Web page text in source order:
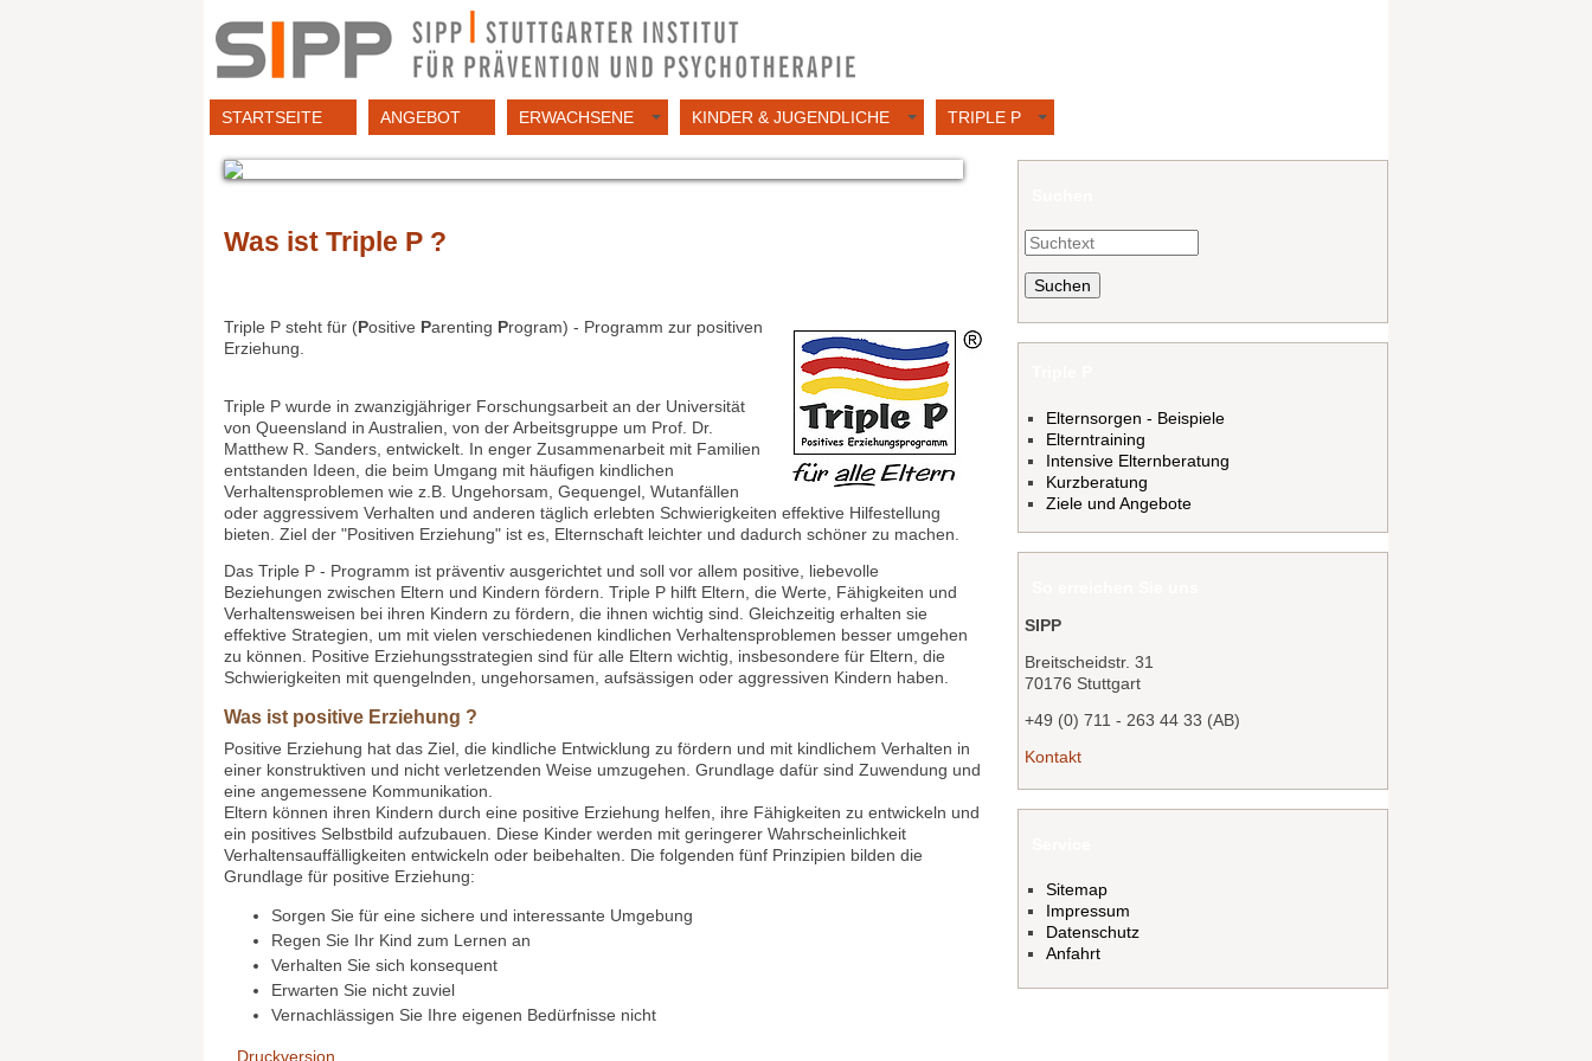
STARTSEITE ANGEBOT ERWACHSENE KINDER & JUGENDLICHE TRIPLE P
Was ist Triple P ?
Triple P steht für (Positive Parenting Program) - Programm zur positiven
Erziehung.
Triple P wurde in zwanzigjähriger Forschungsarbeit an der Universität
von Queensland in Australien, von der Arbeitsgruppe um Prof. Dr.
Matthew R. Sanders, entwickelt. In enger Zusammenarbeit mit Familien
entstanden Ideen, die beim Umgang mit häufigen kindlichen
Verhaltensproblemen wie z.B. Ungehorsam, Gequengel, Wutanfällen
oder aggressivem Verhalten und anderen täglich erlebten Schwierigkeiten effektive Hilfestellung
bieten. Ziel der "Positiven Erziehung" ist es, Elternschaft leichter und dadurch schöner zu machen.
Das Triple P - Programm ist präventiv ausgerichtet und soll vor allem positive, liebevolle
Beziehungen zwischen Eltern und Kindern fördern. Triple P hilft Eltern, die Werte, Fähigkeiten und
Verhaltensweisen bei ihren Kindern zu fördern, die ihnen wichtig sind. Gleichzeitig erhalten sie
effektive Strategien, um mit vielen verschiedenen kindlichen Verhaltensproblemen besser umgehen
zu können. Positive Erziehungsstrategien sind für alle Eltern wichtig, insbesondere für Eltern, die
Schwierigkeiten mit quengelnden, ungehorsamen, aufsässigen oder aggressiven Kindern haben.
Was ist positive Erziehung ?
Positive Erziehung hat das Ziel, die kindliche Entwicklung zu fördern und mit kindlichem Verhalten in
einer konstruktiven und nicht verletzenden Weise umzugehen. Grundlage dafür sind Zuwendung und
eine angemessene Kommunikation.
Eltern können ihren Kindern durch eine positive Erziehung helfen, ihre Fähigkeiten zu entwickeln und
ein positives Selbstbild aufzubauen. Diese Kinder werden mit geringerer Wahrscheinlichkeit
Verhaltensauffälligkeiten entwickeln oder beibehalten. Die folgenden fünf Prinzipien bilden die
Grundlage für positive Erziehung:
Sorgen Sie für eine sichere und interessante Umgebung
Regen Sie Ihr Kind zum Lernen an
Verhalten Sie sich konsequent
Erwarten Sie nicht zuviel
Vernachlässigen Sie Ihre eigenen Bedürfnisse nicht
Druckversion
Suche
Elternsorgen - Beispiele
Elterntraining
Intensive Elternberatung
Kurzberatung
Ziele und Angebote
SIPP
Breitscheidstr. 31
70176 Stuttgart
+49 (0) 711 - 263 44 33 (AB)
Kontakt
Sitemap
Impressum
Datenschutz
Anfahrt